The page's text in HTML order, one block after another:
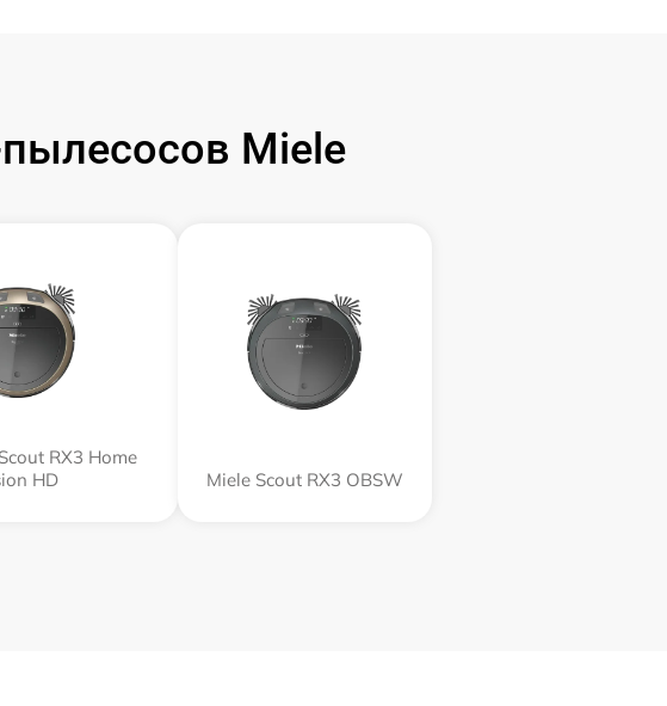
Miele
RX3 Home
HD
Miele Scout RX3 OBSW